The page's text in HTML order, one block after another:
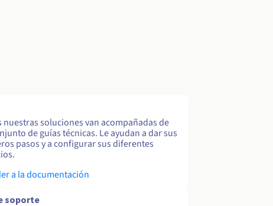
nuestras soluciones van acompañadas de
de guías técnicas. Le ayudan a dar sus
pasos y a configurar sus diferentes
a la documentación
soporte